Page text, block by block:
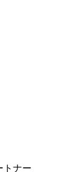
トナー